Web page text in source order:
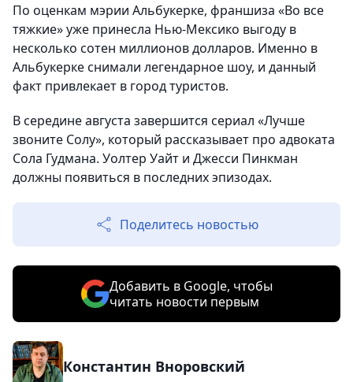
По оценкам мэрии Альбукерке, франшиза «Во все
тяжкие» уже принесла Нью-Мексико выгоду в
несколько сотен миллионов долларов. Именно в
Альбукерке снимали легендарное шоу, и данный
факт привлекает в город туристов.
В середине августа завершится сериал «Лучше
звоните Солу», который рассказывает про адвоката
Сола Гудмана. Уолтер Уайт и Джесси Пинкман
должны появиться в последних эпизодах.
Поделитесь новостью
Добавить в Google, чтобы
читать новости первым
Константин Вноровский